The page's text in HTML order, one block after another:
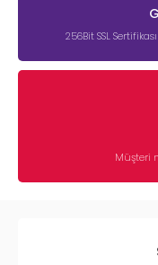
256Bit SSL
Müşteri